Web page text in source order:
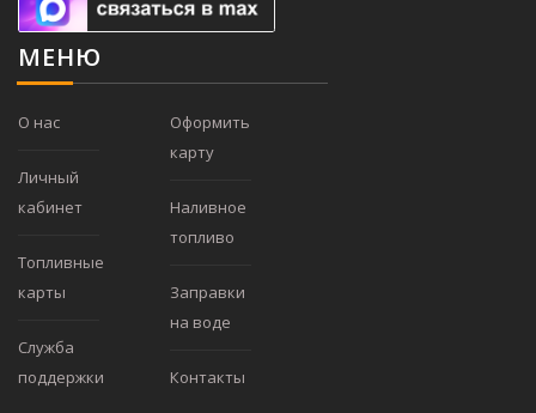
МЕНЮ
О нас
Личный
кабинет
Топливные
карты
Служба
поддержки
Оформить
карту
Наливное
топливо
Заправки
на воде
Контакты